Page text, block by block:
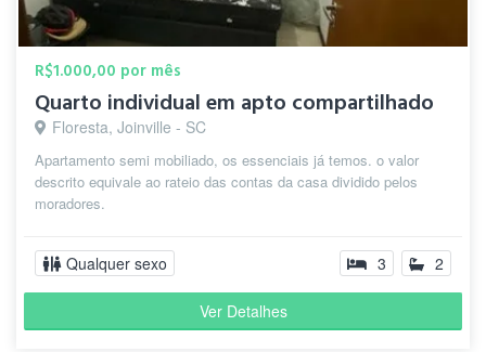
R$1.000,00 por mês
Quarto individual em apto compartilhado
Floresta, Joinville - SC
Apartamento semi mobiliado, os essenciais já temos. o valor
descrito equivale ao rateio das contas da casa dividido pelos
moradores.
Qualquer sexo 3 2
Ver Detalhes